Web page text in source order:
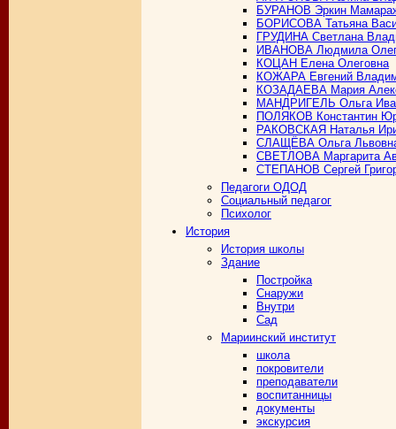
БУРАНОВ Эркин
БОРИСОВА Татьяна
ГРУДИНА Светлана
ИВАНОВА Людмила
КОЦАН Елена Олеговна
КОЖАРА Евгений
КОЗАДАЕВА Мария
МАНДРИГЕЛЬ Ольга
ПОЛЯКОВ Константин
РАКОВСКАЯ Наталья
СЛАЩЁВА Ольга
СВЕТЛОВА Маргарита
СТЕПАНОВ Сергей
Педагоги ОДОД
Социальный педагог
Психолог
История
История школы
Здание
Постройка
Снаружи
Внутри
Сад
Мариинский институт
школа
покровители
преподаватели
воспитанницы
документы
экскурсия